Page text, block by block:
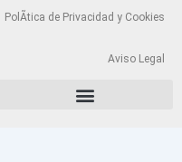
PolÃ­tica de Privacidad y Cookies
Aviso Legal